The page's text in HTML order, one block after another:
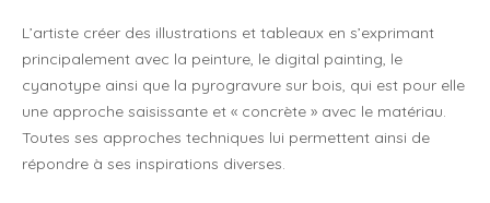
L’artiste créer des illustrations et tableaux en s’exprimant
principalement avec la peinture, le digital painting, le
cyanotype ainsi que la pyrogravure sur bois, qui est pour elle
une approche saisissante et « concrète » avec le matériau.
Toutes ses approches techniques lui permettent ainsi de
répondre à ses inspirations diverses.